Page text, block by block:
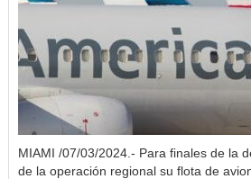
MIAMI /07/03/2024.- Para finales de la
de la operación regional su flota de